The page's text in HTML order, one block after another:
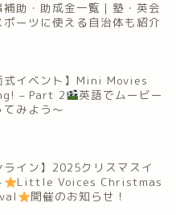
補助・助成金一覧｜塾・英会
ポーツに使える自治体も紹介
式イベント】Mini Movies
– Part 2
英語でムービー
てみよう～
ライン】2025クリスマスイ
Little Voices Christmas
開催のお知らせ！